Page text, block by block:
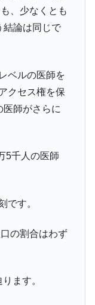
、少なくとも
結論は同じで
ベルの医師を
クセス権を保
医師がさらに
5千人の医師
です。
の割合はわず
ます。